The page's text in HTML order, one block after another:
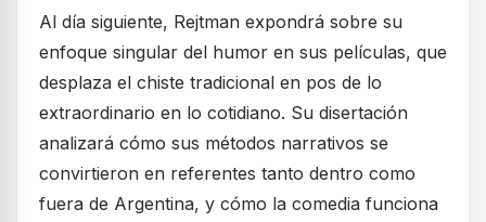
Al día siguiente, Rejtman expondrá sobre su
enfoque singular del humor en sus películas, que
desplaza el chiste tradicional en pos de lo
extraordinario en lo cotidiano. Su disertación
analizará cómo sus métodos narrativos se
convirtieron en referentes tanto dentro como
fuera de Argentina, y cómo la comedia funciona